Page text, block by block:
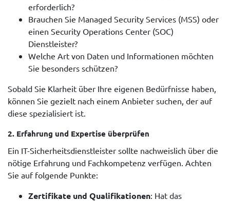
erforderlich?
Brauchen Sie Managed Security Services (MSS) oder
einen Security Operations Center (SOC)
Dienstleister?
Welche Art von Daten und Informationen möchten
Sie besonders schützen?
Sobald Sie Klarheit über Ihre eigenen Bedürfnisse haben,
können Sie gezielt nach einem Anbieter suchen, der auf
diese spezialisiert ist.
2. Erfahrung und Expertise überprüfen
Ein IT-Sicherheitsdienstleister sollte nachweislich über die
nötige Erfahrung und Fachkompetenz verfügen. Achten
Sie auf folgende Punkte:
Zertifikate und Qualifikationen: Hat das